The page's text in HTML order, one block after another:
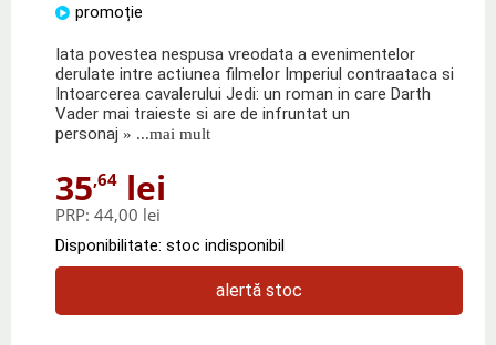
promoție
Iata povestea nespusa vreodata a evenimentelor
derulate intre actiunea filmelor Imperiul contraataca si
Intoarcerea cavalerului Jedi: un roman in care Darth
Vader mai traieste si are de infruntat un
personaj » ...mai mult
35,64 lei
PRP: 44,00 lei
Disponibilitate: stoc indisponibil
alertă stoc